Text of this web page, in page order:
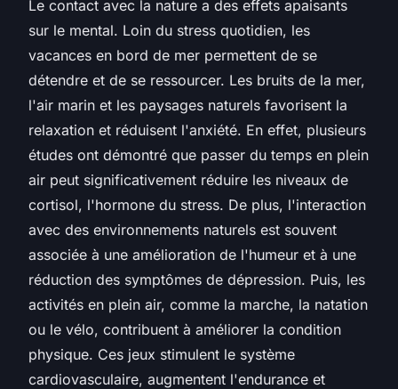
Le contact avec la nature a des effets apaisants
sur le mental. Loin du stress quotidien, les
vacances en bord de mer permettent de se
détendre et de se ressourcer. Les bruits de la mer,
l'air marin et les paysages naturels favorisent la
relaxation et réduisent l'anxiété. En effet, plusieurs
études ont démontré que passer du temps en plein
air peut significativement réduire les niveaux de
cortisol, l'hormone du stress. De plus, l'interaction
avec des environnements naturels est souvent
associée à une amélioration de l'humeur et à une
réduction des symptômes de dépression. Puis, les
activités en plein air, comme la marche, la natation
ou le vélo, contribuent à améliorer la condition
physique. Ces jeux stimulent le système
cardiovasculaire, augmentent l'endurance et